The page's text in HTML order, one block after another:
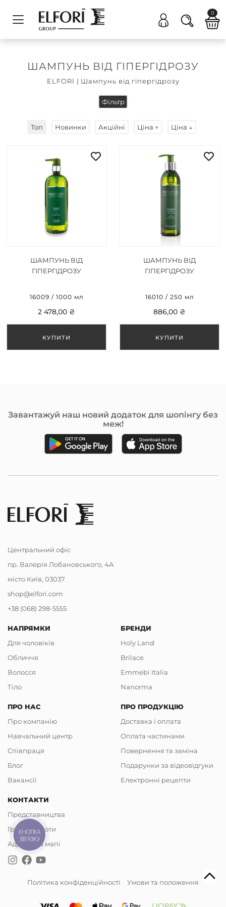
0
ШАМПУНЬ ВІД ГІПЕРГІДРОЗУ
ELFORI | Шампунь від гіпергідрозу
Фільтр
Топ Новинки Акційні Ціна ↑ Ціна ↓
ШАМПУНЬ ВІД
ГІПЕРГІДРОЗУ
16009 / 1000 мл
2 478,00 ₴
ШАМПУНЬ ВІД
ГІПЕРГІДРОЗУ
16010 / 250 мл
886,00 ₴
Завантажуй наш новий додаток для шопінгу без
меж!
Центральний офіс
пр. Валерія Лобановського, 4А
місто Київ, 03037
shop@elfori.com
+38 (068) 298-5555
НАПРЯМКИ
Для чоловіків
Обличчя
Волосся
Тіло
БРЕНДИ
Holy Land
Brilace
Emmebi Italia
Nanorma
ПРО НАС
Про компанію
Навчальний центр
Співпраця
Блог
Вакансії
ПРО ПРОДУКЦІЮ
Доставка і оплата
Оплата частинами
Повернення та заміна
Подарунки за відеовідгуки
Електронні рецепти
КОНТАКТИ
Представництва
Графік роботи
Адреси на мапі
Політика конфіденційності Умови та положення
КНОПКА
ЗВ'ЯЗКУ